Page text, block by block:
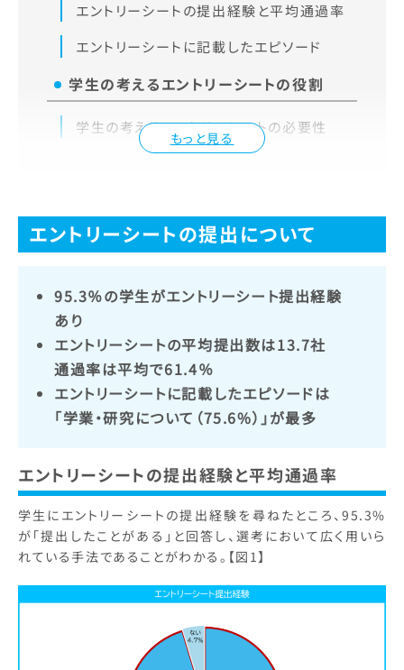
もっと見る
エントリーシートの提出経験と平均通過率
エントリーシートに記載したエピソード
学生の考えるエントリーシートの役割
学生の考えるエントリーシートの必要性
エントリーシートの提出について
95.3％の学生がエントリーシート提出経験
あり
エントリーシートの平均提出数は13.7社
通過率は平均で61.4％
エントリーシートに記載したエピソードは
「学業・研究について（75.6%）」が最多
エントリーシートの提出経験と平均通過率
学生にエントリーシートの提出経験を尋ねたところ、95.3%
が「提出したことがある」と回答し、選考において広く用いら
れている手法であることがわかる。【図1】